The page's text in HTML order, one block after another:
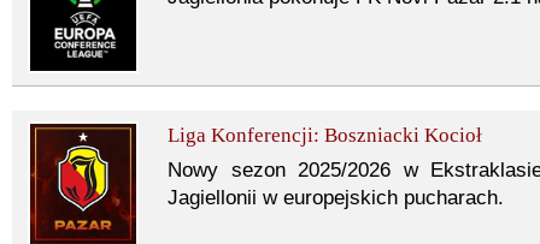
Liga Konferencji: Boszniacki Kocioł
Nowy sezon 2025/2026 w
Jagiellonii w europejskich pucharach.